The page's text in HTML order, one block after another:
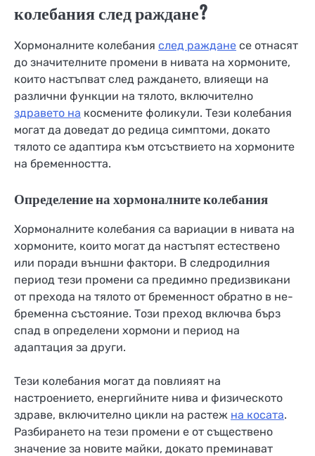
колебания след раждане?
Хормоналните колебания след раждане се отнасят
до значителните промени в нивата на хормоните,
които настъпват след раждането, влияещи на
различни функции на тялото, включително
здравето на космените фоликули. Тези колебания
могат да доведат до редица симптоми, докато
тялото се адаптира към отсъствието на хормоните
на бременността.
Определение на хормоналните колебания
Хормоналните колебания са вариации в нивата на
хормоните, които могат да настъпят естествено
или поради външни фактори. В следродилния
период тези промени са предимно предизвикани
от прехода на тялото от бременност обратно в не-
бременна състояние. Този преход включва бърз
спад в определени хормони и период на
адаптация за други.
Тези колебания могат да повлияят на
настроението, енергийните нива и физическото
здраве, включително цикли на растеж на косата.
Разбирането на тези промени е от съществено
значение за новите майки, докато преминават